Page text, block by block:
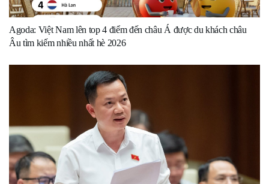
Agoda: Việt Nam lên top 4 điểm đến châu Á được du khách châu
Âu tìm kiếm nhiều nhất hè 2026